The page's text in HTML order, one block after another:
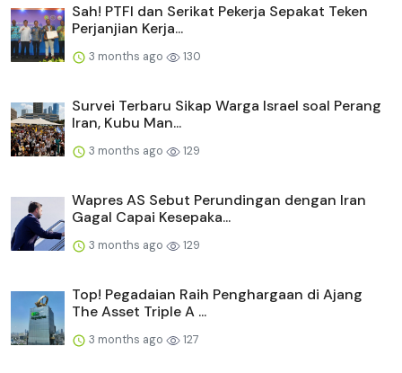
Sah! PTFI dan Serikat Pekerja Sepakat Teken
Perjanjian Kerja...
3 months ago 130
Survei Terbaru Sikap Warga Israel soal Perang
Iran, Kubu Man...
3 months ago 129
Wapres AS Sebut Perundingan dengan Iran
Gagal Capai Kesepaka...
3 months ago 129
Top! Pegadaian Raih Penghargaan di Ajang
The Asset Triple A ...
3 months ago 127